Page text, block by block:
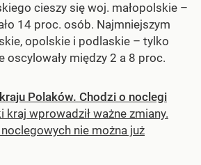
cieszy się woj. małopolskie –
14 proc. osób. Najmniejszym
opolskie i podlaskie – tylko
oscylowały między 2 a 8 proc.
Polaków. Chodzi o noclegi
kraj wprowadził ważne zmiany.
nie można już